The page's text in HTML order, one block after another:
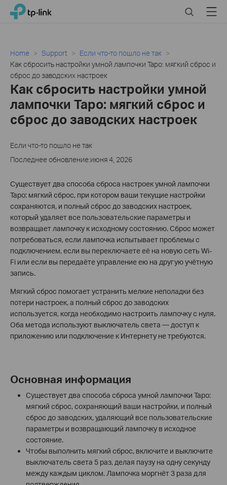
Click
navigation
TP-Link, Reliably Smart SearchMenu
Home Support
Если что-то пошло не так
Как сбросить настройки умной лампочки Tapo: мягкий сброс и
сброс до заводских настроек
Как сбросить настройки умной
лампочки Tapo: мягкий сброс и
сброс до заводских настроек
Если что-то пошло не так
Последнее обновление:июня 4, 2026
Существует два способа сброса настроек умной лампочки
Tapo: мягкий сброс, при котором ваши текущие настройки
сохраняются, и полный сброс до заводских настроек,
который удаляет все пользовательские параметры и
возвращает лампочку к исходному состоянию. Сброс может
потребоваться, если лампочка испытывает проблемы с
подключением, если вы переключаете её на новую сеть Wi-
Fi или если вы передаёте управление ею на другую учётную
запись.
Мягкий сброс помогает устранить мелкие неполадки без
потери настроек, а полный сброс до заводских
используется, когда необходимо настроить лампочку с нуля.
Оба метода используют выключатель света — доступ к
приложению или подключение к Интернету не требуются.
Основная информация
Существует два способа сброса умной лампочки Tapo:
мягкий сброс, сохраняющий ваши настройки, и полный
сброс до заводских, удаляющий все пользовательские
параметры и возвращающий лампочку в исходное
состояние.
Чтобы выполнить мягкий сброс, включите и выключите
выключатель света 5 раз, делая паузу на одну секунду
между каждым циклом. Лампочка моргнёт 3 раза для